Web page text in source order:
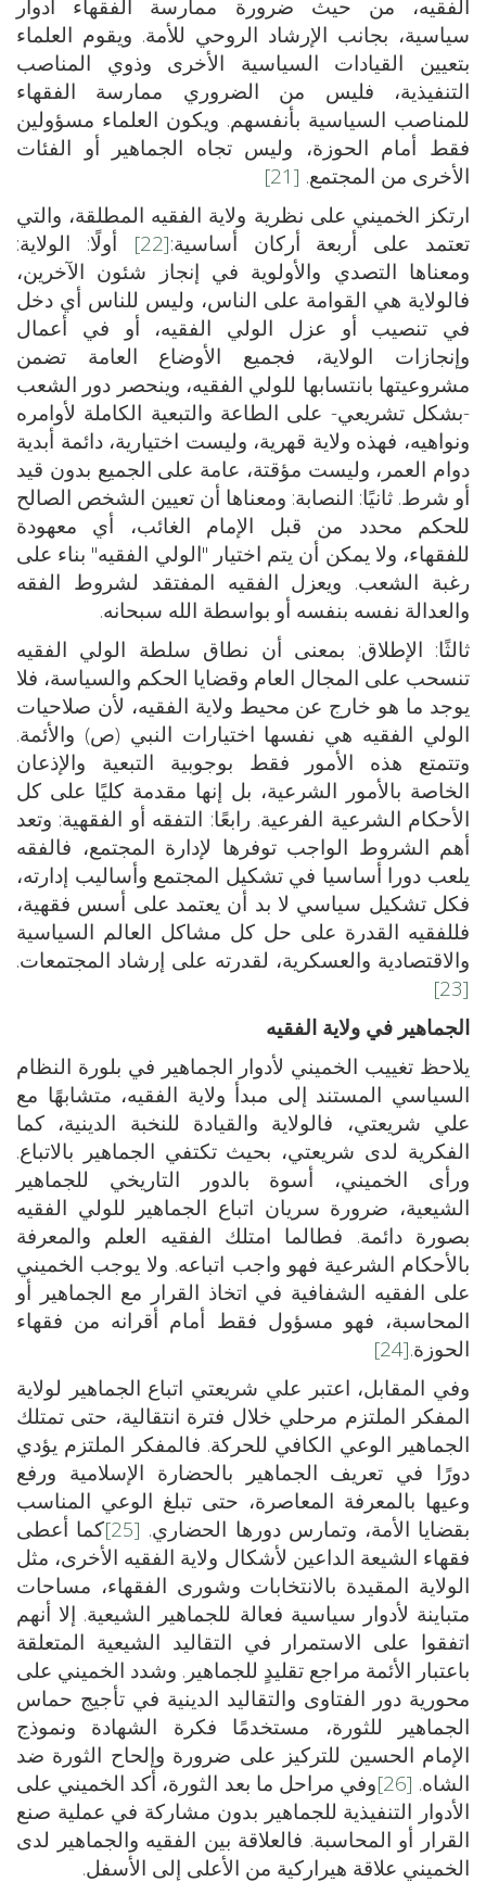
الفقيه، من حيث ضرورة ممارسة الفقهاء أدوار
سياسية، بجانب الإرشاد الروحي للأمة. ويقوم العلماء
بتعيين القيادات السياسية الأخرى وذوي المناصب
التنفيذية، فليس من الضروري ممارسة الفقهاء
للمناصب السياسية بأنفسهم. ويكون العلماء مسؤولين
فقط أمام الحوزة، وليس تجاه الجماهير أو الفئات
الأخرى من المجتمع. [21]
ارتكز الخميني على نظرية ولاية الفقيه المطلقة، والتي
تعتمد على أربعة أركان أساسية:[22]
أولًا: الولاية:
ومعناها التصدي والأولوية في إنجاز شئون الآخرين،
فالولاية هي القوامة على الناس، وليس للناس أي دخل
في تنصيب أو عزل الولي الفقيه، أو في أعمال
وإنجازات الولاية، فجميع الأوضاع العامة تضمن
مشروعيتها بانتسابها للولي الفقيه، وينحصر دور الشعب
-بشكل تشريعي- على الطاعة والتبعية الكاملة لأوامره
ونواهيه، فهذه ولاية قهرية، وليست اختيارية، دائمة أبدية
دوام العمر، وليست مؤقتة، عامة على الجميع بدون قيد
أو شرط. ثانيًا: النصابة: ومعناها أن تعيين الشخص الصالح
للحكم محدد من قبل الإمام الغائب، أي معهودة
للفقهاء، ولا يمكن أن يتم اختيار "الولي الفقيه" بناء على
رغبة الشعب. ويعزل الفقيه المفتقد لشروط الفقه
والعدالة نفسه بنفسه أو بواسطة الله سبحانه.
ثالثًا: الإطلاق: بمعنى أن نطاق سلطة الولي الفقيه
تنسحب على المجال العام وقضايا الحكم والسياسة، فلا
يوجد ما هو خارج عن محيط ولاية الفقيه، لأن صلاحيات
الولي الفقيه هي نفسها اختيارات النبي (ص) والأئمة.
وتتمتع هذه الأمور فقط بوجوبية التبعية والإذعان
الخاصة بالأمور الشرعية، بل إنها مقدمة كليًا على كل
الأحكام الشرعية الفرعية. رابعًا: التفقه أو الفقهية: وتعد
أهم الشروط الواجب توفرها لإدارة المجتمع، فالفقه
يلعب دورا أساسيا في تشكيل المجتمع وأساليب إدارته،
فكل تشكيل سياسي لا بد أن يعتمد على أسس فقهية،
فللفقيه القدرة على حل كل مشاكل العالم السياسية
والاقتصادية والعسكرية، لقدرته على إرشاد المجتمعات.
[23]
الجماهير في ولاية الفقيه
يلاحظ تغييب الخميني لأدوار الجماهير في بلورة النظام
السياسي المستند إلى مبدأ ولاية الفقيه، متشابهًا مع
علي شريعتي، فالولاية والقيادة للنخبة الدينية، كما
الفكرية لدى شريعتي، بحيث تكتفي الجماهير بالاتباع.
ورأى الخميني، أسوة بالدور التاريخي للجماهير
الشيعية، ضرورة سريان اتباع الجماهير للولي الفقيه
بصورة دائمة. فطالما امتلك الفقيه العلم والمعرفة
بالأحكام الشرعية فهو واجب اتباعه. ولا يوجب الخميني
على الفقيه الشفافية في اتخاذ القرار مع الجماهير أو
المحاسبة، فهو مسؤول فقط أمام أقرانه من فقهاء
الحوزة.[24]
وفي المقابل، اعتبر علي شريعتي اتباع الجماهير لولاية
المفكر الملتزم مرحلي خلال فترة انتقالية، حتى تمتلك
الجماهير الوعي الكافي للحركة. فالمفكر الملتزم يؤدي
دورًا في تعريف الجماهير بالحضارة الإسلامية ورفع
وعيها بالمعرفة المعاصرة، حتى تبلغ الوعي المناسب
بقضايا الأمة، وتمارس دورها الحضاري. [25]
كما أعطى
فقهاء الشيعة الداعين لأشكال ولاية الفقيه الأخرى، مثل
الولاية المقيدة بالانتخابات وشورى الفقهاء، مساحات
متباينة لأدوار سياسية فعالة للجماهير الشيعية. إلا أنهم
اتفقوا على الاستمرار في التقاليد الشيعية المتعلقة
باعتبار الأئمة مراجع تقليدٍ للجماهير. وشدد الخميني على
محورية دور الفتاوى والتقاليد الدينية في تأجيج حماس
الجماهير للثورة، مستخدمًا فكرة الشهادة ونموذج
الإمام الحسين للتركيز على ضرورة وإلحاح الثورة ضد
الشاه. [26]
وفي مراحل ما بعد الثورة، أكد الخميني على
الأدوار التنفيذية للجماهير بدون مشاركة في عملية صنع
القرار أو المحاسبة. فالعلاقة بين الفقيه والجماهير لدى
الخميني علاقة هيراركية من الأعلى إلى الأسفل.